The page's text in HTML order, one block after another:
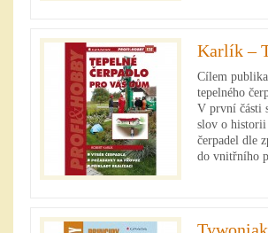
Karlík –
Cílem
tepelného
V první části
slov o historii
čerpadel dle
do vnitřního